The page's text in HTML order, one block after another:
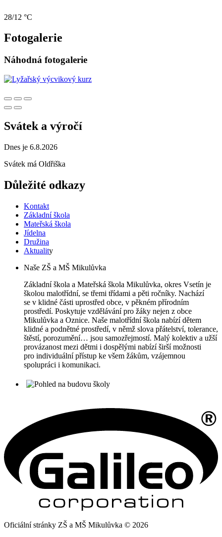
28/12 °C
Fotogalerie
Náhodná fotogalerie
Svátek a výročí
Dnes je 6.8.2026
Svátek má Oldřiška
Důležité odkazy
Kontakt
Základní škola
Mateřská škola
Jídelna
Družina
Aktuality
Naše ZŠ a MŠ Mikulůvka
Základní škola a Mateřská škola Mikulůvka, okres Vsetín je
školou malotřídní, se třemi třídami a pěti ročníky. Nachází
se v klidné části uprostřed obce, v pěkném přírodním
prostředí. Poskytuje vzdělávání pro žáky nejen z obce
Mikulůvka a Oznice. Naše malotřídní škola nabízí dětem
klidné a podnětné prostředí, v němž slova přátelství, tolerance,
štěstí, porozumění… jsou samozřejmostí. Malý kolektiv a užší
provázanost mezi dětmi i dospělými nabízí širší možnosti
pro individuální přístup ke všem žákům, vzájemnou
spolupráci i komunikaci.
Oficiální stránky ZŠ a MŠ Mikulůvka © 2026